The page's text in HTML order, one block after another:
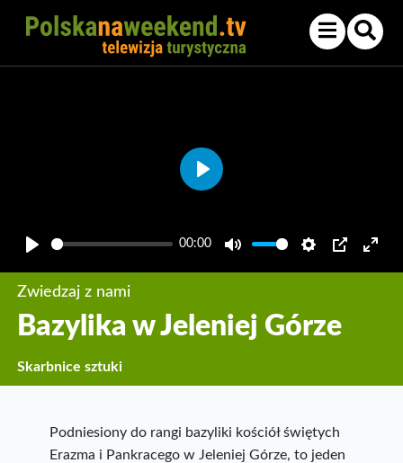
00:00
Play
Zwiedzaj z nami
Bazylika w Jeleniej Górze
Skarbnice sztuki
Podniesiony do rangi bazyliki kościół świętych
Erazma i Pankracego w Jeleniej Górze, to jeden